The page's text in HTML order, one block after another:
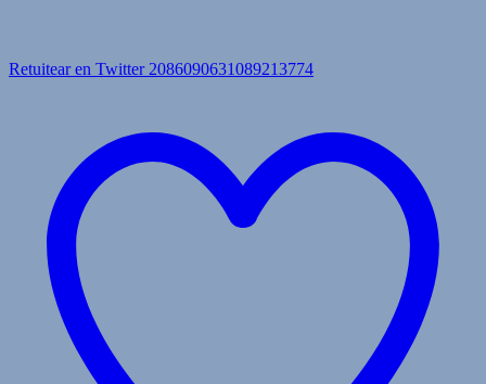
Retuitear en Twitter 2086090631089213774